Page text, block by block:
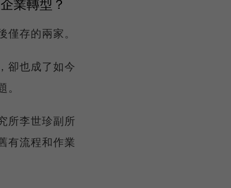
業轉型？
存的兩家。
卻也成了如今
所李世珍副所
有流程和作業